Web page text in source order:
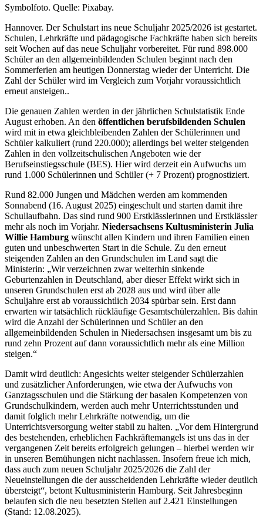
Symbolfoto. Quelle: Pixabay.
Hannover. Der Schulstart ins neue Schuljahr 2025/2026 ist gestartet.
Schulen, Lehrkräfte und pädagogische Fachkräfte haben sich bereits
seit Wochen auf das neue Schuljahr vorbereitet. Für rund 898.000
Schüler an den allgemeinbildenden Schulen beginnt nach den
Sommerferien am heutigen Donnerstag wieder der Unterricht. Die
Zahl der Schüler wird im Vergleich zum Vorjahr voraussichtlich
erneut ansteigen..
Die genauen Zahlen werden in der jährlichen Schulstatistik Ende
August erhoben. An den öffentlichen berufsbildenden Schulen
wird mit in etwa gleichbleibenden Zahlen der Schülerinnen und
Schüler kalkuliert (rund 220.000); allerdings bei weiter steigenden
Zahlen in den vollzeitschulischen Angeboten wie der
Berufseinstiegsschule (BES). Hier wird derzeit ein Aufwuchs um
rund 1.000 Schülerinnen und Schüler (+ 7 Prozent) prognostiziert.
Rund 82.000 Jungen und Mädchen werden am kommenden
Sonnabend (16. August 2025) eingeschult und starten damit ihre
Schullaufbahn. Das sind rund 900 Erstklässlerinnen und Erstklässler
mehr als noch im Vorjahr. Niedersachsens Kultusministerin Julia
Willie Hamburg wünscht allen Kindern und ihren Familien einen
guten und unbeschwerten Start in die Schule. Zu den erneut
steigenden Zahlen an den Grundschulen im Land sagt die
Ministerin: „Wir verzeichnen zwar weiterhin sinkende
Geburtenzahlen in Deutschland, aber dieser Effekt wirkt sich in
unseren Grundschulen erst ab 2028 aus und wird über alle
Schuljahre erst ab voraussichtlich 2034 spürbar sein. Erst dann
erwarten wir tatsächlich rückläufige Gesamtschülerzahlen. Bis dahin
wird die Anzahl der Schülerinnen und Schüler an den
allgemeinbildenden Schulen in Niedersachsen insgesamt um bis zu
rund zehn Prozent auf dann voraussichtlich mehr als eine Million
steigen.“
Damit wird deutlich: Angesichts weiter steigender Schülerzahlen
und zusätzlicher Anforderungen, wie etwa der Aufwuchs von
Ganztagsschulen und die Stärkung der basalen Kompetenzen von
Grundschulkindern, werden auch mehr Unterrichtsstunden und
damit folglich mehr Lehrkräfte notwendig, um die
Unterrichtsversorgung weiter stabil zu halten. „Vor dem Hintergrund
des bestehenden, erheblichen Fachkräftemangels ist uns das in der
vergangenen Zeit bereits erfolgreich gelungen – hierbei werden wir
in unseren Bemühungen nicht nachlassen. Insofern freue ich mich,
dass auch zum neuen Schuljahr 2025/2026 die Zahl der
Neueinstellungen die der ausscheidenden Lehrkräfte wieder deutlich
übersteigt“, betont Kultusministerin Hamburg. Seit Jahresbeginn
belaufen sich die neu besetzten Stellen auf 2.421 Einstellungen
(Stand: 12.08.2025).